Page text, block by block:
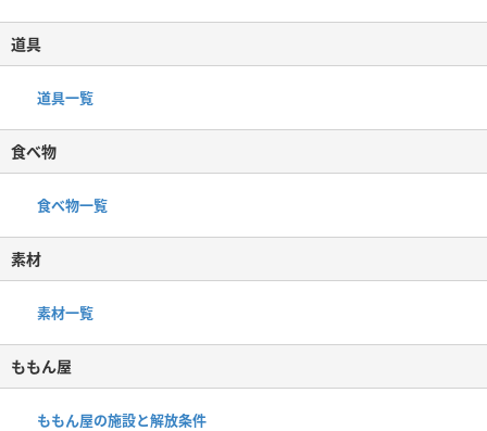
道具
道具一覧
食べ物
食べ物一覧
素材
素材一覧
ももん屋
ももん屋の施設と解放条件